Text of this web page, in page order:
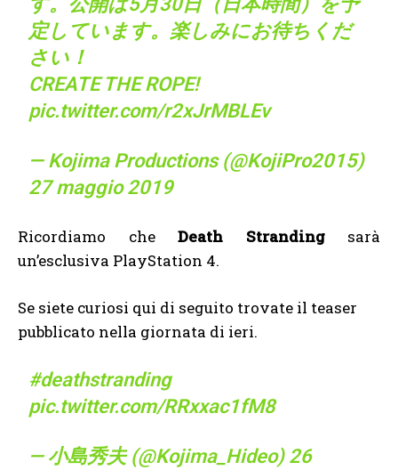
定しています。楽しみにお待ちくだ
さい！
CREATE THE ROPE!
pic.twitter.com/r2xJrMBLEv
— Kojima Productions (@KojiPro2015)
27 maggio 2019
Ricordiamo che Death Strandingsarà
un’esclusiva PlayStation 4.
Se siete curiosi qui di seguito trovate il teaser
pubblicato nella giornata di ieri.
#deathstranding
pic.twitter.com/RRxxac1fM8
— 小島秀夫 (@Kojima_Hideo) 26